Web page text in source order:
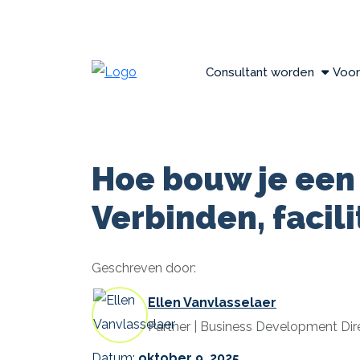
Consultant worden
Hoe bouw je
Verbinden,
Geschreven door:
Ellen Vanvlasselaer
Partner | Business Development